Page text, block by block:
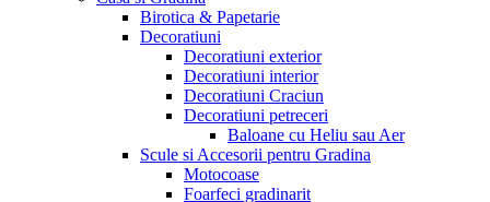
Birotica & Papetarie
Decoratiuni
Decoratiuni exterior
Decoratiuni interior
Decoratiuni Craciun
Decoratiuni petreceri
Baloane cu Heliu sau Aer
Scule si Accesorii pentru Gradina
Motocoase
Foarfeci gradinarit